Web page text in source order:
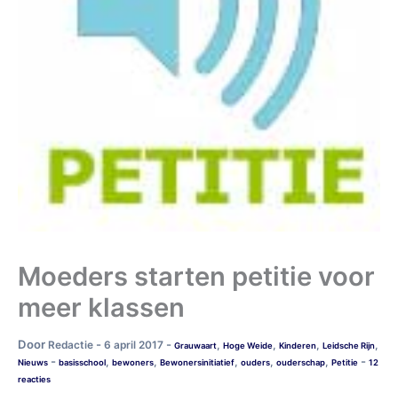
Moeders starten petitie voor
meer klassen
Door Redactie - 6 april 2017 - Grauwaart, Hoge Weide, Kinderen, Leidsche Rijn,
Nieuws - basisschool, bewoners, Bewonersinitiatief, ouders, ouderschap, Petitie - 12
reacties